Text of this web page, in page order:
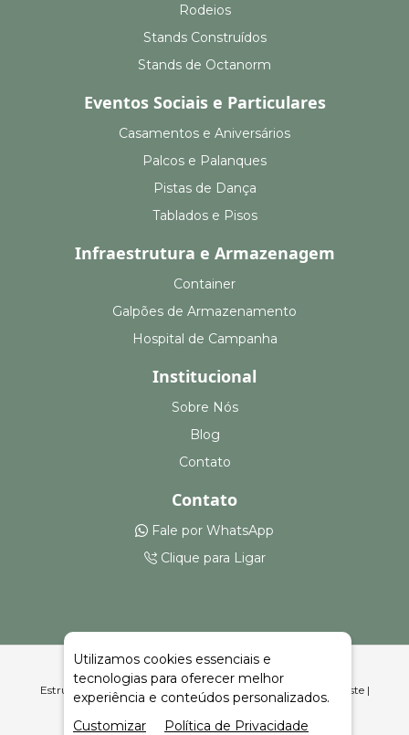
Rodeios
Stands Construídos
Stands de Octanorm
Eventos Sociais e Particulares
Casamentos e Aniversários
Palcos e Palanques
Pistas de Dança
Tablados e Pisos
Infraestrutura e Armazenagem
Container
Galpões de Armazenamento
Hospital de Campanha
Institucional
Sobre Nós
Blog
Contato
Contato
Fale por WhatsApp
Clique para Ligar
Estruturas para Feiras, Eventos e Armazenagem Rio do Oeste |
Celeiro Feiras e Eventos
Utilizamos cookies essenciais e
tecnologias para oferecer melhor
experiência e conteúdos personalizados.
Customizar
Política de Privacidade